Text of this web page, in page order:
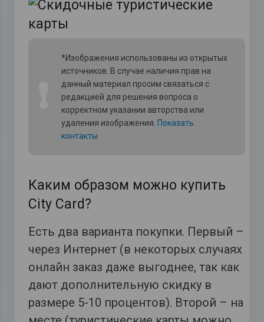
*Изображения использованы из открытых
источников. В случае наличия прав на
данный материал просим связаться с
редакцией для решения вопроса о
корректном указании авторства или
удаления изображения. Показать
контакты
Каким образом можно купить
City Card?
Есть два варианта покупки. Первый –
через Интернет (в некоторых случаях
онлайн заказ даже выгоднее, так как
дают дополнительную скидку в
размере 5-10 процентов). Второй – на